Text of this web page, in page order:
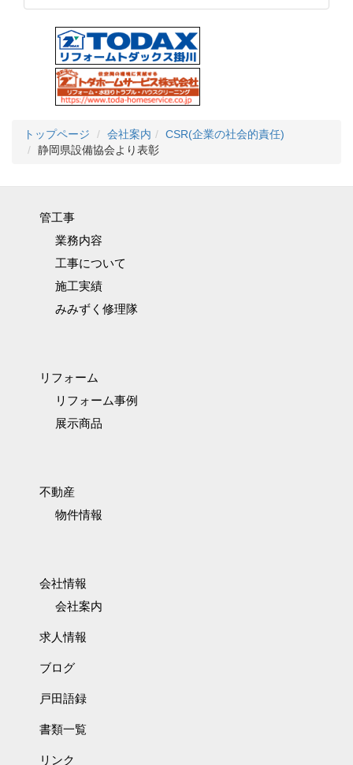
トップページ 会社案内
CSR(企業の社会的責任)
静岡県設備協会より表彰
管工事
業務内容
工事について
施工実績
みみずく修理隊
リフォーム
リフォーム事例
展示商品
不動産
物件情報
会社情報
会社案内
求人情報
ブログ
戸田語録
書類一覧
リンク